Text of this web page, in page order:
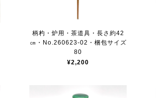
柄杓・炉用・茶道具・長さ約42
㎝・No.260623-02・梱包サイズ
80
¥2,200